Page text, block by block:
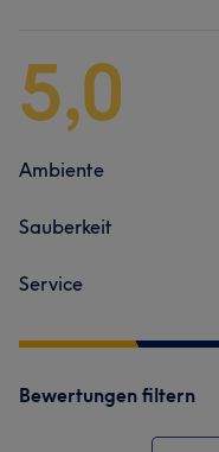
5,0
Ambiente
Sauberkeit
Service
Bewertungen filtern